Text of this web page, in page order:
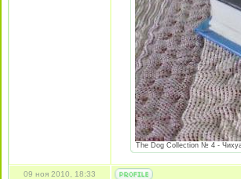
The Dog Collection № 4 -
09 ноя 2010, 18:33